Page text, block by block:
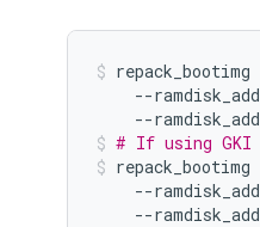
repack_bootimg
--ramdisk_add
--ramdisk_add
# If using GKI
repack_bootimg
--ramdisk_add
--ramdisk_add